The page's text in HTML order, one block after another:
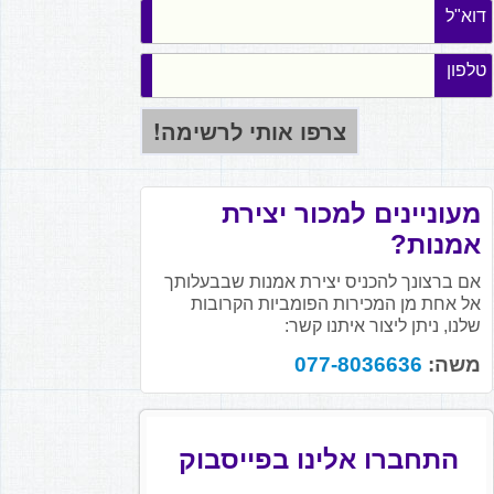
דוא"ל
טלפון
מעוניינים למכור יצירת
אמנות?
אם ברצונך להכניס יצירת אמנות שבבעלותך
אל אחת מן המכירות הפומביות הקרובות
שלנו, ניתן ליצור איתנו קשר:
משה: 077-8036636
התחברו אלינו בפייסבוק